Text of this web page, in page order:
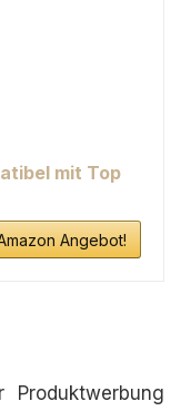
mit Top
Angebot!